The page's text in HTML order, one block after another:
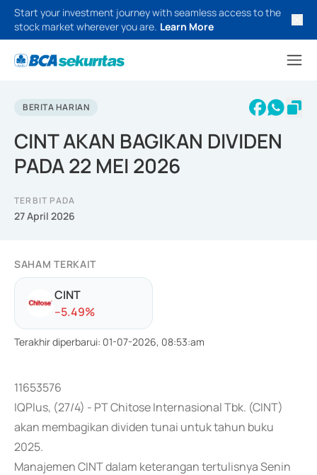
Start your investment journey with seamless access to the
stock market wherever you are. Learn More
BERITA HARIAN
CINT AKAN BAGIKAN DIVIDEN
PADA 22 MEI 2026
TERBIT PADA
27 April 2026
SAHAM TERKAIT
CINT
--5.49%
Terakhir diperbarui: 01-07-2026, 08:53:am
11653576
IQPlus, (27/4) - PT Chitose Internasional Tbk. (CINT)
akan membagikan dividen tunai untuk tahun buku
2025.
Manajemen CINT dalam keterangan tertulisnya Senin